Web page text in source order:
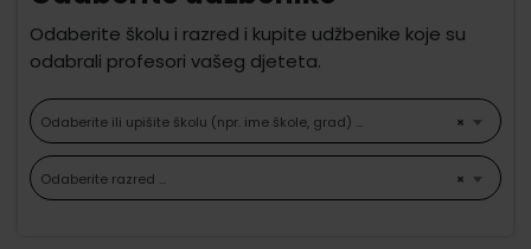
Odaberite školu i razred i kupite udžbenike koje su
odabrali profesori vašeg djeteta.
×
Odaberite ili upišite školu (npr. ime škole, grad) ...
×
Odaberite razred ...